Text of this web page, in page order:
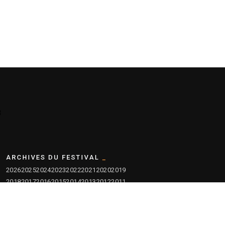
ARCHIVES DU FESTIVAL
202620252024202320222021 20202019
20182017201620152014201320122011